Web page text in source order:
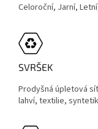
Celoroční, Jarní,
SVRŠEK
Prodyšná úpletová
lahví, textilie,